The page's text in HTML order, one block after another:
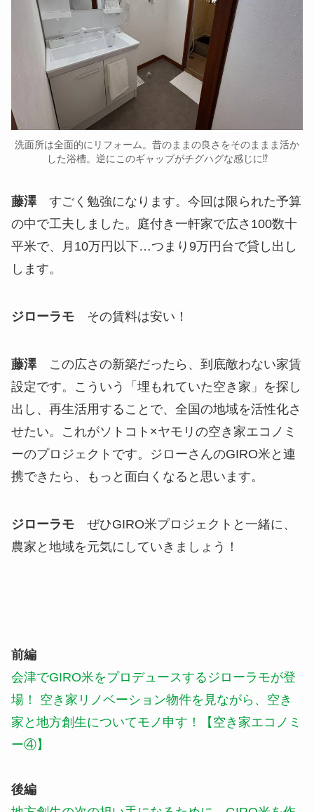
洗面所は全面的にリフォーム。昔のままの良さをそのままま活か
した浴槽。逆にこのギャップがチグハグな感じに⁉
藤澤 すごく勉強になります。今回は限られた予算
の中で工夫しました。庭付き一軒家で広さ100数十
平米で、月10万円以下…つまり9万円台で貸し出し
します。
ジローラモ その賃料は安い！
藤澤 この広さの新築だったら、到底敵わない家賃
設定です。こういう「埋もれていた空き家」を探し
出し、再生活用することで、全国の地域を活性化さ
せたい。これがソトコト×ヤモリの空き家エコノミ
ーのプロジェクトです。ジローさんのGIRO米と連
携できたら、もっと面白くなると思います。
ジローラモ ぜひGIRO米プロジェクトと一緒に、
農家と地域を元気にしていきましょう！
前編
会津でGIRO米をプロデュースするジローラモが登
場！ 空き家リノベーション物件を見ながら、空き
家と地方創生についてモノ申す！【空き家エコノミ
ー④】
後編